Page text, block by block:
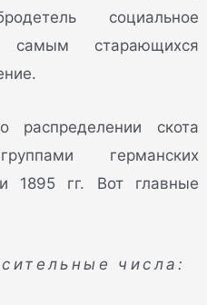
социальное
старающихся
скота
германских
1895 гг. Вот главные
числа: